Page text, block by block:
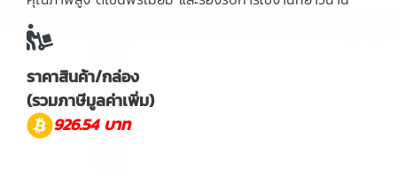
ราคาสินค้า/กล่อง
(รวมภาษีมูลค่าเพิ่ม)
926.54 บาท